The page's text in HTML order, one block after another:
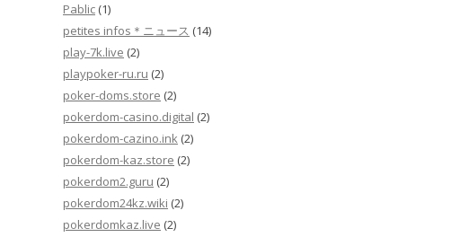
Pablic (1)
petites infos＊ニュース (14)
play-7k.live (2)
playpoker-ru.ru (2)
poker-doms.store (2)
pokerdom-casino.digital (2)
pokerdom-cazino.ink (2)
pokerdom-kaz.store (2)
pokerdom2.guru (2)
pokerdom24kz.wiki (2)
pokerdomkaz.live (2)